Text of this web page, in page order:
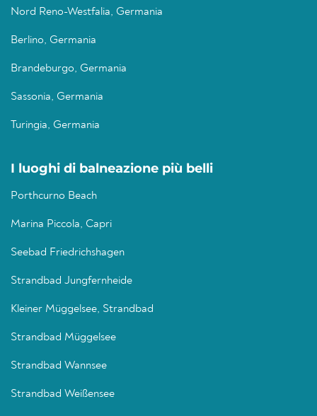
Nord Reno-Westfalia, Germania
Berlino, Germania
Brandeburgo, Germania
Sassonia, Germania
Turingia, Germania
I luoghi di balneazione più belli
Porthcurno Beach
Marina Piccola, Capri
Seebad Friedrichshagen
Strandbad Jungfernheide
Kleiner Müggelsee, Strandbad
Strandbad Müggelsee
Strandbad Wannsee
Strandbad Weißensee